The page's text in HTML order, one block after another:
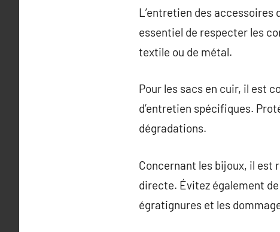
L’entretien des
essentiel de respecter les
textile ou de métal.
Pour les sacs en cuir, il est
d’entretien spécifiques.
dégradations.
Concernant les bijoux, il est
directe. Évitez également
égratignures et les